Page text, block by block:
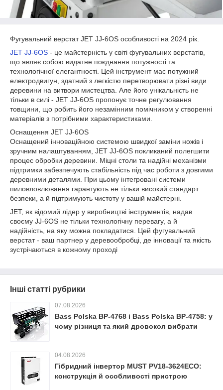
Фугувальний верстат JET JJ-6OS особливості на 2024 рік.
JET JJ-6OS - це майстерність у світі фугувальних верстатів,
що являє собою видатне поєднання потужності та
технологічної елегантності. Цей інструмент має потужний
електродвигун, здатний з легкістю перетворювати різні види
деревини на витвори мистецтва. Але його унікальність не
тільки в силі - JET JJ-6OS пропонує точне регулювання
товщини, що робить його незамінним помічником у створенні
матеріалів з потрібними характеристиками.
Оснащення JET JJ-6OS
Оснащений інноваційною системою швидкої заміни ножів і
зручним налаштуванням, JET JJ-6OS покликаний полегшити
процес обробки деревини. Міцні столи та надійні механізми
підтримки забезпечують стабільність під час роботи з довгими
деревними деталями. При цьому інтегровані системи
пиловловлювання гарантують не тільки високий стандарт
безпеки, а й підтримують чистоту у вашій майстерні.
JET, як відомий лідер у виробництві інструментів, надав
своєму JJ-6OS не тільки технологічну перевагу, а й
надійність, на яку можна покладатися. Цей фугувальний
верстат - ваш партнер у деревообробці, де інновації та якість
зустрічаються в кожному проході
Інші статті рубрики
07.08.2026
Bass Polska BP-4768 і Bass Polska BP-4758: у
чому різниця та який дровокол вибрати
04.08.2026
Гібридний інвертор MUST PV18-3624ECO:
конструкція й особливості пристрою